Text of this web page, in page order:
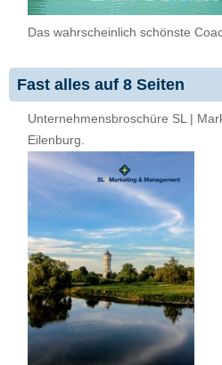
Das wahrscheinlich schönste
Fast alles auf 8 Seiten
Unternehmensbroschüre SL |
Eilenburg.